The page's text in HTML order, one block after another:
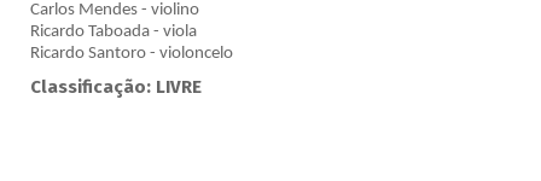
Carlos Mendes - violino
Ricardo Taboada - viola
Ricardo Santoro - violoncelo
Classificação: LIVRE